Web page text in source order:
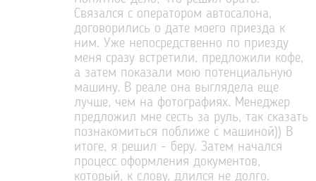
Связался с оператором автосалона,
договорились о дате моего приезда к
ним. Уже непосредственно по приезду
меня сразу встретили, предложили кофе,
а затем показали мою потенциальную
машину. В реале она выглядела еще
лучше, чем на фотографиях. Менеджер
предложил мне сесть за руль, так сказать
познакомиться поближе с машиной)) В
итоге, я решил - беру. Затем начался
процесс оформления документов,
который, к слову, длился не долго.